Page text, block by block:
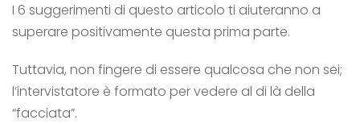
I 6 suggerimenti di questo articolo ti aiuteranno a
superare positivamente questa prima parte.
Tuttavia, non fingere di essere qualcosa che non sei;
l’intervistatore è formato per vedere al di là della
“facciata”.